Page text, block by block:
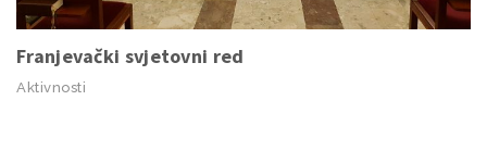
Franjevački svjetovni red
Aktivnosti